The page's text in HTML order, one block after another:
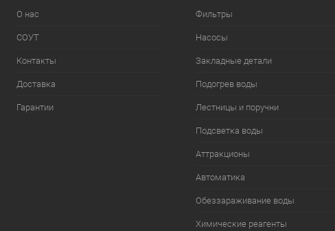
О нас
СОУТ
Контакты
Доставка
Гарантии
Фильтры
Насосы
Закладные детали
Подогрев воды
Лестницы и поручни
Подсветка воды
Аттракционы
Автоматика
Обеззараживание воды
Химические реагенты